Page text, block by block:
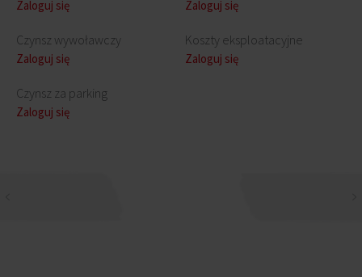
Zaloguj się
Czynsz wywoławczy
Zaloguj się
Czynsz za parking
Zaloguj się
Zaloguj się
Koszty eksploatacyjne
Zaloguj się